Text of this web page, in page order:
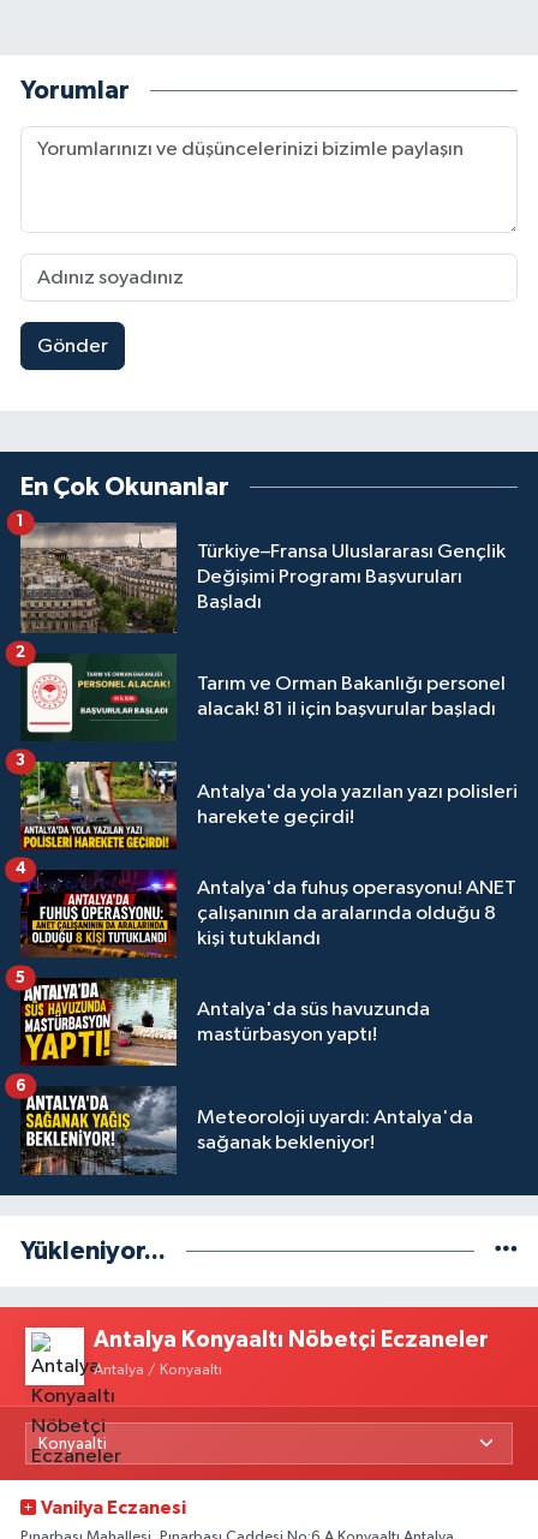
Yorumlar
Gönder
En Çok Okunanlar
Türkiye–Fransa Uluslararası Gençlik
Değişimi Programı Başvuruları
Başladı
1
Tarım ve Orman Bakanlığı personel
alacak! 81 il için başvurular başladı
2
Antalya'da yola yazılan yazı polisleri
harekete geçirdi!
3
Antalya'da fuhuş operasyonu! ANET
çalışanının da aralarında olduğu 8
kişi tutuklandı
4
Antalya'da süs havuzunda
mastürbasyon yaptı!
5
Meteoroloji uyardı: Antalya'da
sağanak bekleniyor!
6
Yükleniyor...
Antalya Konyaaltı Nöbetçi Eczaneler
Antalya / Konyaaltı
Vanilya Eczanesi